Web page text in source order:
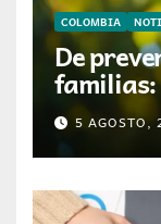
COLOMBIA
De
familias:
la5 AGOSTO,